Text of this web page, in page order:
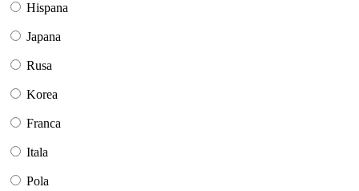
Hispana
Japana
Rusa
Korea
Franca
Itala
Pola